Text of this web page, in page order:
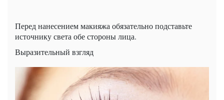
Перед нанесением макияжа обязательно подставьте
источнику света обе стороны лица.
Выразительный взгляд